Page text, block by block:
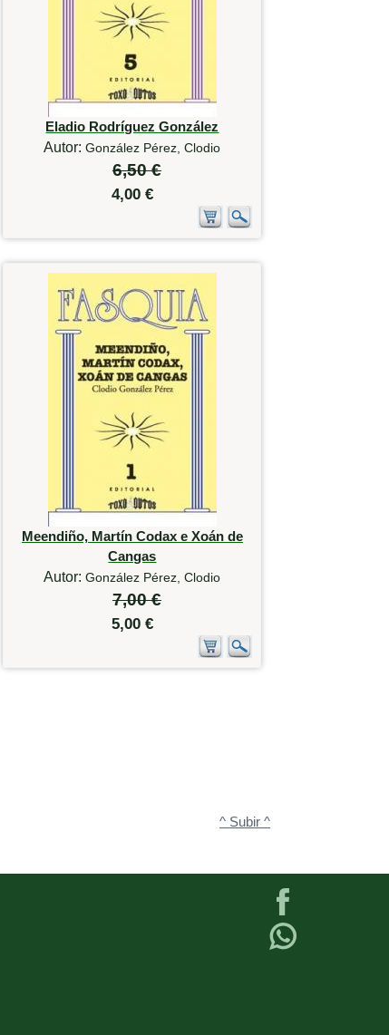
Eladio Rodríguez González
Autor:González Pérez, Clodio
6,50 €
4,00 €
Meendiño, Martín Codax e Xoán de
Cangas
Autor:González Pérez, Clodio
7,00 €
5,00 €
^ Subir ^